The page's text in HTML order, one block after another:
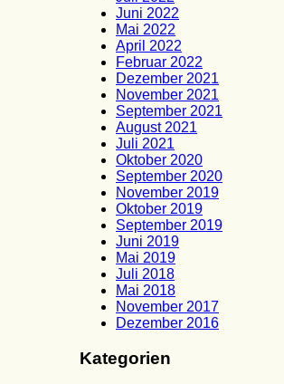
Juni 2022
Mai 2022
April 2022
Februar 2022
Dezember 2021
November 2021
September 2021
August 2021
Juli 2021
Oktober 2020
September 2020
November 2019
Oktober 2019
September 2019
Juni 2019
Mai 2019
Juli 2018
Mai 2018
November 2017
Dezember 2016
Kategorien